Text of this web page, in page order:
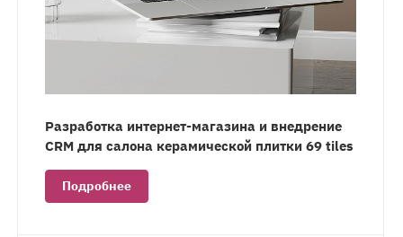
Разработка интернет-магазина и внедрение
CRM для салона керамической плитки 69 tiles
Подробнее